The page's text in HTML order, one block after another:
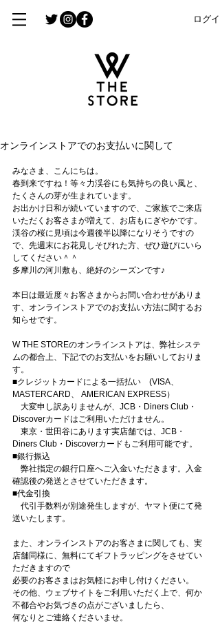
ログイ
オンラインストアでのお支払いに関して
みなさま、こんにちは。
春到来ですね！等々力渓谷にも気持ちの良い風と、
たくさんの芽が生まれています。
お出かけ日和が続いていますので、ご家族でご来店
いただくお客さまが増えて、お店もにぎやかです。
渓谷の桜に見頃は今週後半以降になりそうですの
で、先週末にお花見しそびれた方、ぜひ遊びにいら
してください＾＾
多摩川の河川敷も、絶好のシーズンです♪
本日は最近度々お客さまからお問い合わせがありま
す、オンラインストアでのお支払い方法に関するお
知らせです。
W THE STOREのオンラインストアは、弊社システ
ムの都合上、下記でのお支払いをお願いしておりま
す。
■クレジットカードによる一括払い　(VISA、
MASTERCARD、 AMERICAN EXPRESS）
大変申し訳ありませんが、JCB・Diners Club・
Discoverカードはご利用いただけません。
東京・世田谷にあります実店舗では、JCB・
Diners Club・Discoverカードもご利用可能です。
■銀行振込
弊社指定の銀行口座へご入金いただきます。入金
確認後の発送とさせていただきます。
■代金引換
代引手数料が別途発生しますが、ヤマト便にて発
送いたします。
また、オンラインストアのお客さまに関しても、実
店舗同様に、無料にてギフトラッピングをさせてい
ただきますので
必要のお客さまはお気軽にお申し付けください。
その他、ウェブサイトをご利用いただく上で、何か
不都合やお気づきの点がございましたら、
何なりとご連絡くださいませ。